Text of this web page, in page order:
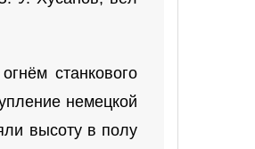
станкового
немецкой
высоту в полу